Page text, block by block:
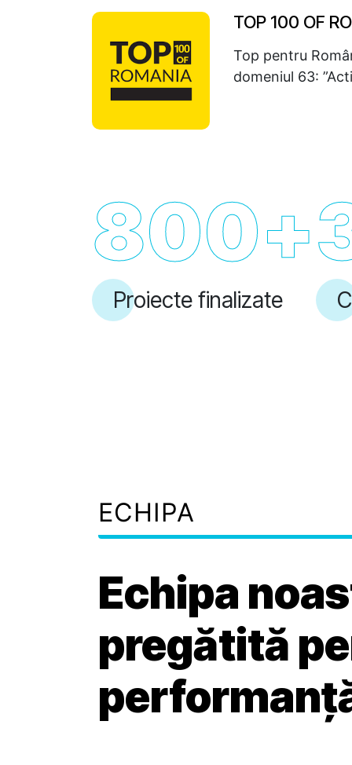
TOP 100 OF
Top pentru
domeniul 63:
800+
Proiecte finalizate
ECHIPA
Echipa
pregătită